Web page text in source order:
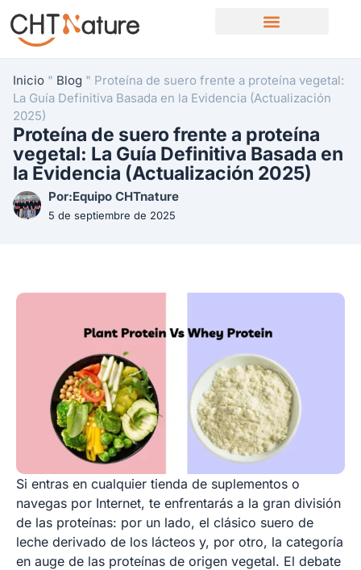
Inicio " Blog " Proteína de suero frente a proteína vegetal:
La Guía Definitiva Basada en la Evidencia (Actualización
2025)
Proteína de suero frente a proteína
vegetal: La Guía Definitiva Basada en
la Evidencia (Actualización 2025)
Por:Equipo CHTnature
5 de septiembre de 2025
Si entras en cualquier tienda de suplementos o
navegas por Internet, te enfrentarás a la gran división
de las proteínas: por un lado, el clásico suero de
leche derivado de los lácteos y, por otro, la categoría
en auge de las proteínas de origen vegetal. El debate